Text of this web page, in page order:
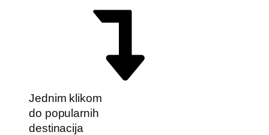
Jednim klikom
do popularnih
destinacija